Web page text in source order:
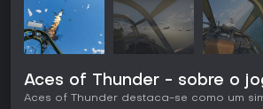
Aces of Thunder - sobre o
Aces of Thunder destaca-se como um